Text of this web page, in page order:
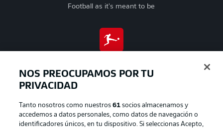
Football as it's meant to be
NOS PREOCUPAMOS POR TU
PRIVACIDAD
Tanto nosotros como nuestros61 socios almacenamos y
accedemos a datos personales, como datos de navegación o
identificadores únicos, en tu dispositivo. Si seleccionas Acepto,